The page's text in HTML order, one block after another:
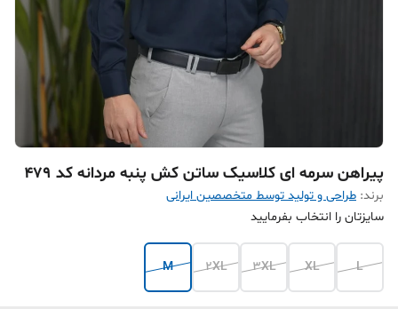
پیراهن سرمه ای کلاسیک ساتن کش پنبه مردانه کد 479
برند: طراحی و تولید توسط متخصصین ایرانی
سایزتان را انتخاب بفرمایید
L
XL
3XL
2XL
M